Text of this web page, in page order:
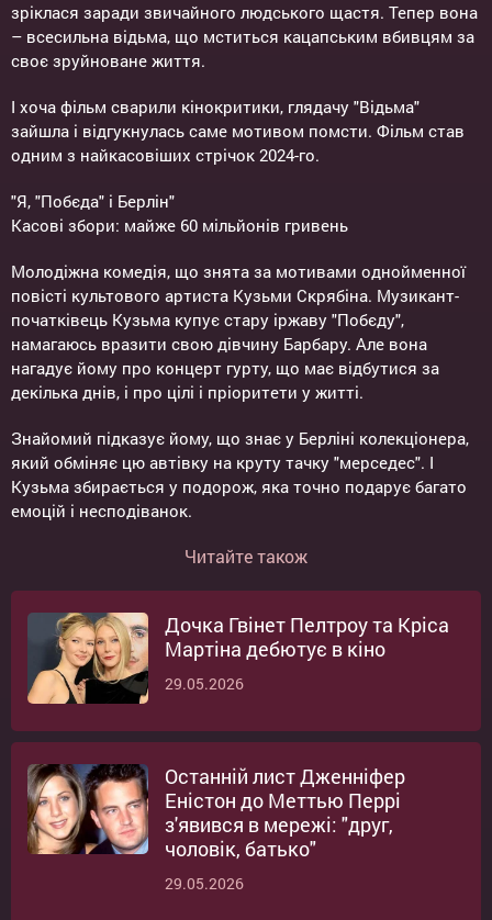
зріклася заради звичайного людського щастя. Тепер вона
– всесильна відьма, що мститься кацапським вбивцям за
своє зруйноване життя.
І хоча фільм сварили кінокритики, глядачу "Відьма"
зайшла і відгукнулась саме мотивом помсти. Фільм став
одним з найкасовіших стрічок 2024-го.
"Я, "Побєда" і Берлін"
Касові збори: майже 60 мільйонів гривень
Молодіжна комедія, що знята за мотивами однойменної
повісті культового артиста Кузьми Скрябіна. Музикант-
початківець Кузьма купує стару іржаву "Побєду",
намагаюсь вразити свою дівчину Барбару. Але вона
нагадує йому про концерт гурту, що має відбутися за
декілька днів, і про цілі і пріоритети у житті.
Знайомий підказує йому, що знає у Берліні колекціонера,
який обміняє цю автівку на круту тачку "мерседес". І
Кузьма збирається у подорож, яка точно подарує багато
емоцій і несподіванок.
Читайте також
Дочка Гвінет Пелтроу та Кріса
Мартіна дебютує в кіно
29.05.2026
Останній лист Дженніфер
Еністон до Меттью Перрі
з'явився в мережі: "друг,
чоловік, батько"
29.05.2026